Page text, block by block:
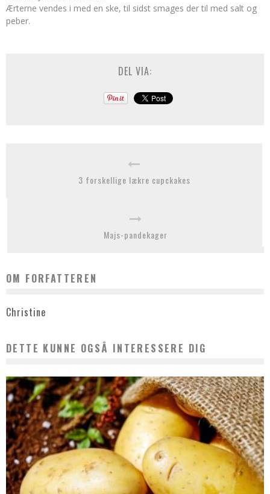
Ærterne vendes i med en ske, til sidst smages der til med salt og
peber.
DEL VIA:
3 forskellige lækre cupckakes
Majs-pandekager
OM FORFATTEREN
Christine
DETTE KUNNE OGSÅ INTERESSERE DIG